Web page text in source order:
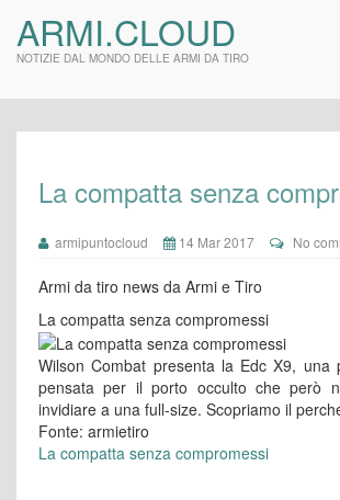
ARMI.CLOUD
NOTIZIE DAL MONDO DELLE ARMI DA TIRO
La compatta senza
armipuntocloud 14 Mar 2017 No
Armi da tiro news da Armi e Tiro
La compatta senza compromessi
Wilson Combat presenta la Edc X9, una
pensata per il porto occulto che però
invidiare a una full-size. Scopriamo il
Fonte: armietiro
La compatta senza compromessi